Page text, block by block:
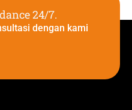
24/7.
dengan kami